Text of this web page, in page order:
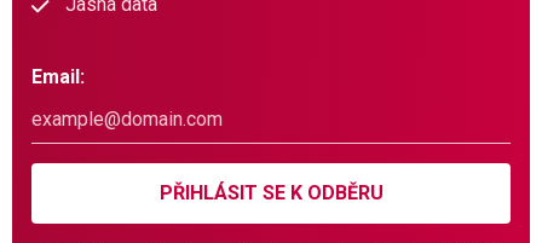
Email:
PŘIHLÁSIT SE K ODBĚRU